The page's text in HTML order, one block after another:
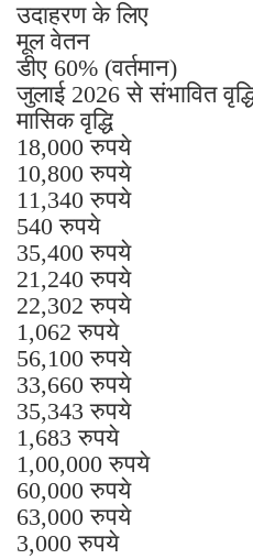
उदाहरण के लिए
मूल वेतन
डीए 60% (वर्तमान)
जुलाई 2026 से संभावित
मासिक वृद्धि
18,000 रुपये
10,800 रुपये
11,340 रुपये
540 रुपये
35,400 रुपये
21,240 रुपये
22,302 रुपये
1,062 रुपये
56,100 रुपये
33,660 रुपये
35,343 रुपये
1,683 रुपये
1,00,000 रुपये
60,000 रुपये
63,000 रुपये
3,000 रुपये